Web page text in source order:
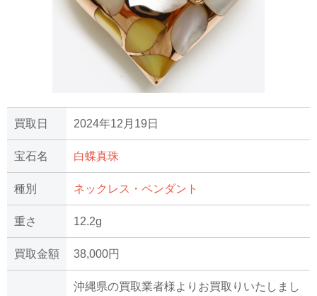
買取日 2024年12月19日
宝石名 白蝶真珠
種別 ネックレス・ペンダント
重さ 12.2g
買取金額 38,000円
沖縄県の買取業者様よりお買取りいたしまし